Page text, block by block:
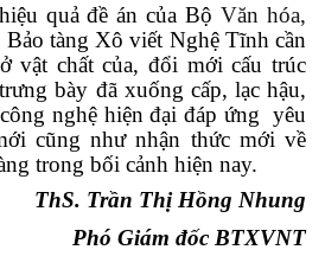
quả đề án của Bộ Văn hóa,
Bảo tàng Xô viết Nghệ Tĩnh cần
vật chất của, đổi mới cấu trúc
bày đã xuống cấp, lạc hậu,
nghệ hiện đại đáp ứng yêu
cũng như nhận thức mới về
trong bối cảnh hiện nay.
ThS. Trần Thị Hồng Nhung
Phó Giám đốc BTXVNT